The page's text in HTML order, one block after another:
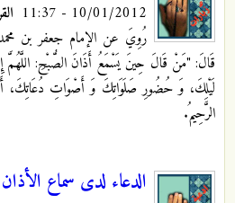
10/01/2012 - 11:37
رُوِيَ عن الإمام جعفر بن
قَالَ: "مَنْ قَالَ حِينَ يَسْمَعُ أَذَانَ الصُّبْحِ: اللَّهُمَّ
لَيْلِكَ، وَ حُضُورِ صَلَوَاتِكَ وَ أَصْوَاتِ دُعَاتِكَ،
الرَّحِيمُ.
الدعاء لدى سماع الأذان